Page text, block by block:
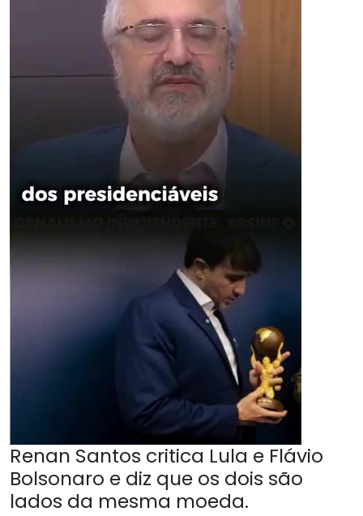
Renan Santos critica Lula e Flávio
Bolsonaro e diz que os dois são
lados da mesma moeda.